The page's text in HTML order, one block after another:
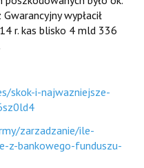
wypłacił
r. kas blisko 4 mld 336
skok-i-najwazniejsze-
zarzadzanie/ile-
z-bankowego-funduszu-